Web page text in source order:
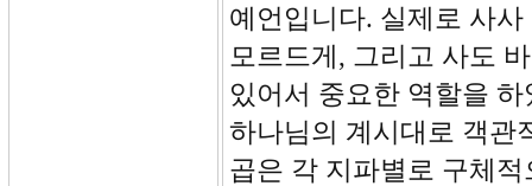
예언입니다. 실제로 사
모르드게, 그리고 사도
있어서 중요한 역할을
하나님의 계시대로 객관
곱은 각 지파별로 구체